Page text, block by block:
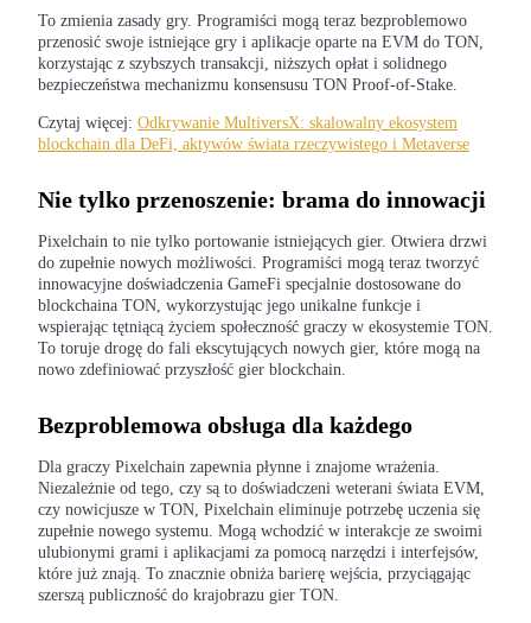
Zostań traderem kopiującym
Ciesz się podziałem zysków i prowizjami z kopiowania
transakcji
Analiza Big Data, w tym informacje handlowe itp.
To zmienia zasady gry. Programiści mogą teraz bezproblemowo
przenosić swoje istniejące gry i aplikacje oparte na EVM do TON,
korzystając z szybszych transakcji, niższych opłat i solidnego
bezpieczeństwa mechanizmu konsensusu TON Proof-of-Stake.
Czytaj więcej: Odkrywanie MultiversX: skalowalny ekosystem
blockchain dla DeFi, aktywów świata rzeczywistego i Metaverse
Nie tylko przenoszenie: brama do innowacji
Pixelchain to nie tylko portowanie istniejących gier. Otwiera drzwi
do zupełnie nowych możliwości. Programiści mogą teraz tworzyć
innowacyjne doświadczenia GameFi specjalnie dostosowane do
blockchaina TON, wykorzystując jego unikalne funkcje i
wspierając tętniącą życiem społeczność graczy w ekosystemie TON.
To toruje drogę do fali ekscytujących nowych gier, które mogą na
nowo zdefiniować przyszłość gier blockchain.
Bezproblemowa obsługa dla każdego
Dla graczy Pixelchain zapewnia płynne i znajome wrażenia.
Niezależnie od tego, czy są to doświadczeni weterani świata EVM,
czy nowicjusze w TON, Pixelchain eliminuje potrzebę uczenia się
zupełnie nowego systemu. Mogą wchodzić w interakcje ze swoimi
ulubionymi grami i aplikacjami za pomocą narzędzi i interfejsów,
które już znają. To znacznie obniża barierę wejścia, przyciągając
szerszą publiczność do krajobrazu gier TON.